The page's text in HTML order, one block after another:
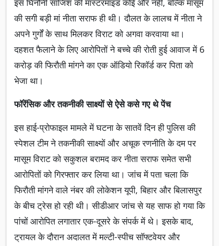
इस घिनौनी साजिश की मास्टरमाइंड कोई और नहीं, बल्कि मासूम
की सगी बड़ी मां नीता सराफ ही थी। दौलत के लालच में नीता ने
अपने गुर्गों के साथ मिलकर विराट को अगवा करवाया था।
दहशत फैलाने के लिए आरोपितों ने बच्चे की रोती हुई आवाज में 6
करोड़ की फिरौती मांगने का एक ऑडियो रिकॉर्ड कर पिता को
भेजा था।
फॉरेंसिक और तकनीकी साक्ष्यों से ऐसे कसे गए थे पेंच
इस हाई-प्रोफाइल मामले में घटना के सातवें दिन ही पुलिस की
स्पेशल टीम ने तकनीकी साक्ष्यों और अचूक रणनीति के दम पर
मासूम विराट को सकुशल बरामद कर नीता सराफ समेत सभी
आरोपितों को गिरफ्तार कर लिया था। जांच में पता चला कि
फिरौती मांगने वाले नंबर की लोकेशन यूपी, बिहार और बिलासपुर
के बीच ट्रेस हो रही थी। सीडीआर जांच से यह साफ हो गया कि
पांचों आरोपित लगातार एक-दूसरे के संपर्क में थे। इसके बाद,
ट्रायल के दौरान अदालत में मल्टी-स्पीच सॉफ्टवेयर और